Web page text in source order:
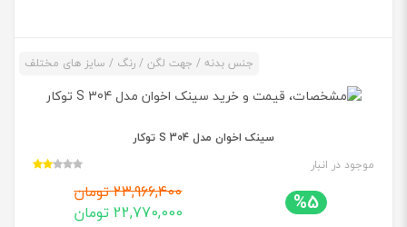
جنس بدنه / جهت لگن / رنگ / سایز های مختلف
سینک اخوان مدل 304 S توکار
موجود در انبار
%5
23,966,400 تومان
22,770,000 تومان